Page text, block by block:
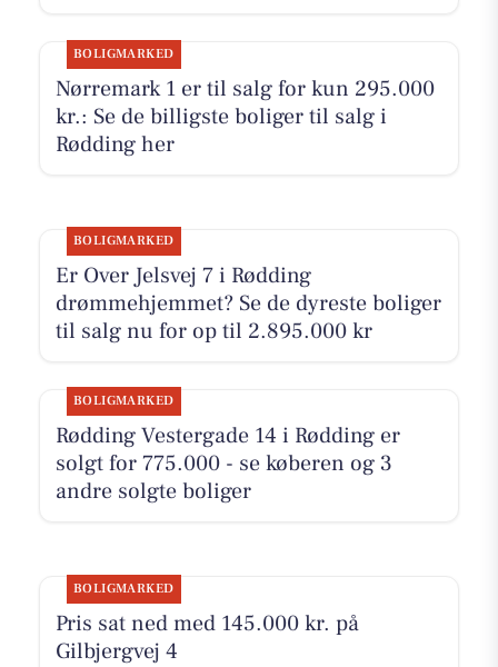
BOLIGMARKED
Nørremark 1 er til salg for kun 295.000
kr.: Se de billigste boliger til salg i
Rødding her
BOLIGMARKED
Er Over Jelsvej 7 i Rødding
drømmehjemmet? Se de dyreste boliger
til salg nu for op til 2.895.000 kr
BOLIGMARKED
Rødding Vestergade 14 i Rødding er
solgt for 775.000 - se køberen og 3
andre solgte boliger
BOLIGMARKED
Pris sat ned med 145.000 kr. på
Gilbjergvej 4